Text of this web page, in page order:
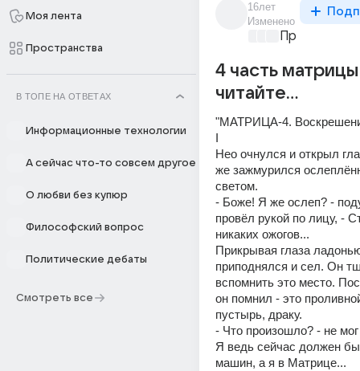
Моя лента
Пространства
В ТОПЕ НА ОТВЕТАХ
Информационные технологии
А сейчас что-то совсем другое
О любви без купюр
Философский вопрос
Политические дебаты
Смотреть все
16лет
Изменено
4 часть матрицы
читайте...
"МАТРИЦА-4.
I
Нео очнулся и открыл
же зажмурился
светом.
- Боже! Я же ослеп? -
провёл рукой по лицу, -
никаких ожогов...
Прикрывая глаза
приподнялся и сел. Он
вспомнить это место.
он помнил - это
пустырь, драку.
- Что произошло? - не
Я ведь сейчас должен
машин, а я в Матрице...